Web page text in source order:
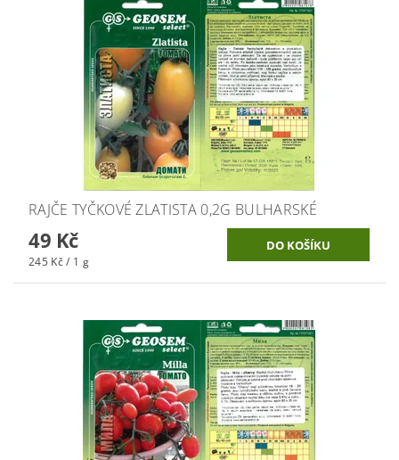
RAJČE TYČKOVÉ ZLATISTA 0,2G BULHARSKÉ
49 Kč
245 Kč / 1 g